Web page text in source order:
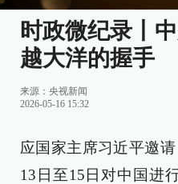
时政微纪录丨
越大洋的握手
来源： 央视新闻
2026-05-16 15:32
应国家主席习近平邀
13日至15日对中国进